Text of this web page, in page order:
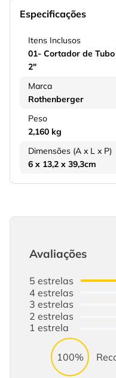
Especificações
Itens Inclusos
01- Cortador de
2"
Marca
Rothenberger
Peso
2,160 kg
Dimensões (A x L x P)
6 x 13,2 x 39,3cm
Avaliações
5estrelas
4estrelas
3estrelas
2estrelas
1estrela
100%